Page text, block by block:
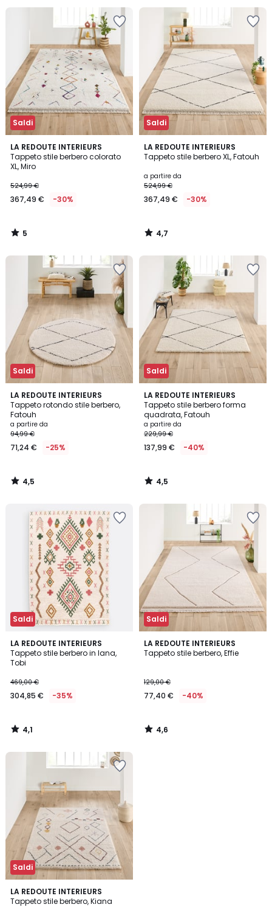
Saldi
LA REDOUTE INTERIEURS
Tappeto stile berbero colorato
XL, Miro
524,99 €
367,49 € -30%
5
/
5
5
/
Saldi
LA REDOUTE INTERIEURS
Tappeto stile berbero XL, Fatouh
a partire da
524,99 €
367,49 € -30%
4,7
/ 5
4,7
/
Saldi
LA REDOUTE INTERIEURS
Tappeto rotondo stile berbero,
Fatouh
a partire da
94,99 €
71,24 € -25%
4,5
/ 5
4,5
/
Saldi
LA REDOUTE INTERIEURS
Tappeto stile berbero forma
quadrata, Fatouh
a partire da
229,99 €
137,99 € -40%
4,5
/ 5
4,5
/
Saldi
LA REDOUTE INTERIEURS
Tappeto stile berbero in lana,
Tobi
469,00 €
304,85 € -35%
4,1
/ 5
4,1
/
Saldi
LA REDOUTE INTERIEURS
Tappeto stile berbero, Effie
129,00 €
77,40 € -40%
4,6
/ 5
4,6
/
Saldi
LA REDOUTE INTERIEURS
Tappeto stile berbero, Kiana
4,9
/ 5